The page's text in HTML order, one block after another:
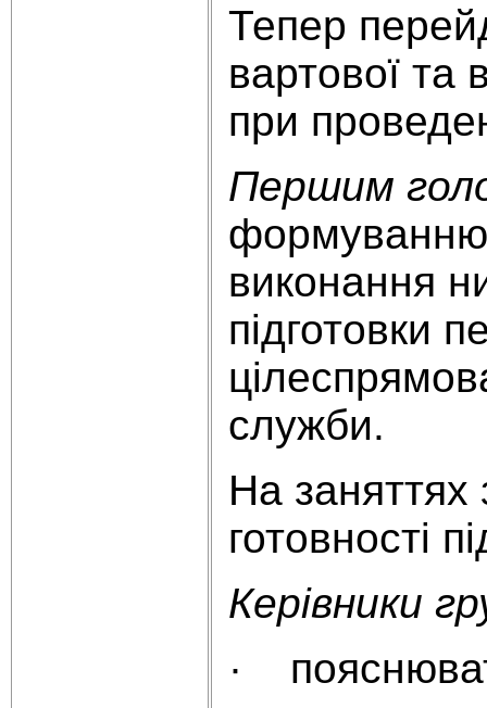
Тепер
вартової та
при
Першим
формуванню
виконання
підготовки
служби.
На заняттях
готовності
Керівники
·